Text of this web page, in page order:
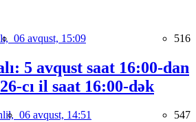
06 avqust, 15:09 516
5 avqust saat 16:00-dan
cı il saat 16:00-dək
06 avqust, 14:51 547